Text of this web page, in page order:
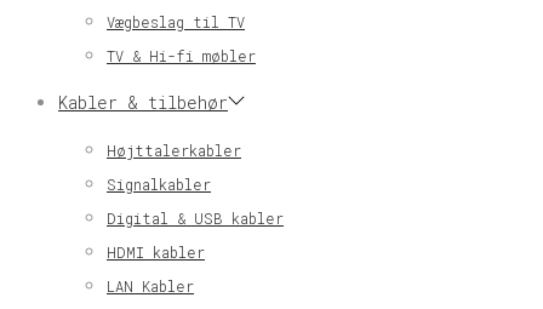
Vægbeslag til TV
TV & Hi-fi møbler
Kabler & tilbehør
Højttalerkabler
Signalkabler
Digital & USB kabler
HDMI kabler
LAN Kabler